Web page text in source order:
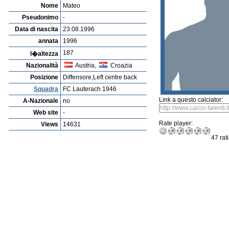
Nome
Mateo
Pseudonimo
-
Data di nascita
23.08.1996
annata
1996
l�altezza
187
Nazionalità
Austria,
Croazia
Posizione
Diffensore,Left centre back
Squadra
FC Lauterach 1946
A-Nazionale
no
Web site
-
Views
14631
Link a questo calciator:
Rate player:
47